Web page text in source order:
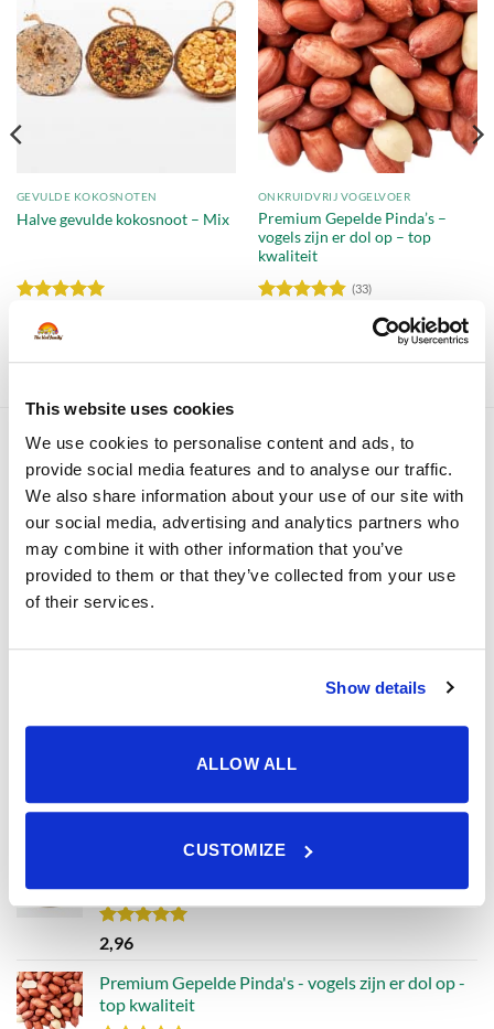
This website uses cookies
We use cookies to personalise content and ads, to
provide social media features and to analyse our traffic.
We also share information about your use of our site with
our social media, advertising and analytics partners who
may combine it with other information that you’ve
provided to them or that they’ve collected from your use
of their services.
Show details
ALLOW ALL
CUSTOMIZE
Toevoegen
aan
verlanglijst
GEVULDE KOKOSNOTEN
Halve gevulde kokosnoot – Mix
uit 5
Toevoegen
aan
verlanglijst
ONKRUIDVRIJ VOGELVOER
Premium Gepelde Pinda’s –
vogels zijn er dol op – top
kwaliteit
(33)
meerdere
variaties.
Deze
optie
gekozen
worden
productpagina
BEST VERKOCHT
Gedroogde meelwormen kopen, 100% natuurlijk
en super gewild
Waardering
vanaf11,20
Vogelpindakaas met meelwormen – extra eiwitten
2,96
Vogelmousse
Vogelpindakaas Classic – de vertrouwde favoriet
voor tuinvogels
Waardering
5.00
2,96
Premium Gepelde Pinda's - vogels zijn er dol op -
top kwaliteit